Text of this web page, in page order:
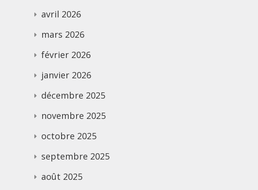
avril 2026
mars 2026
février 2026
janvier 2026
décembre 2025
novembre 2025
octobre 2025
septembre 2025
août 2025